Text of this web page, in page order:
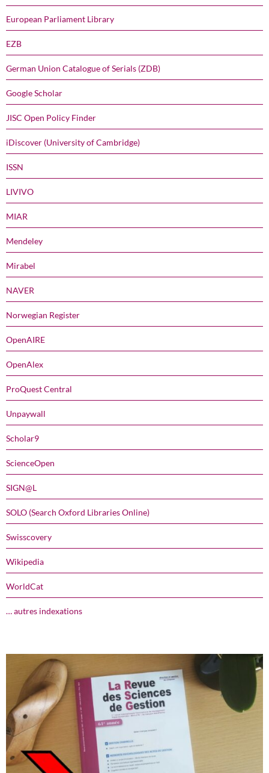
European Parliament Library
EZB
German Union Catalogue of Serials (ZDB)
Google Scholar
JISC Open Policy Finder
iDiscover (University of Cambridge)
ISSN
LIVIVO
MIAR
Mendeley
Mirabel
NAVER
Norwegian Register
OpenAIRE
OpenAlex
ProQuest Central
Unpaywall
Scholar9
ScienceOpen
SIGN@L
SOLO (Search Oxford Libraries Online)
Swisscovery
Wikipedia
WorldCat
… autres indexations